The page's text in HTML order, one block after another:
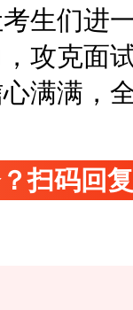
生们进
攻克面
满满，
扫码回